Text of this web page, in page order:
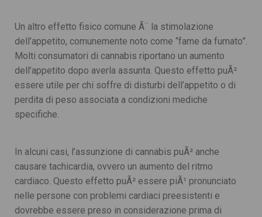
Un altro effetto fisico comune Ã¨ la stimolazione
dell’appetito, comunemente noto come “fame da fumato”.
Molti consumatori di cannabis riportano un aumento
dell’appetito dopo averla assunta. Questo effetto puÃ²
essere utile per chi soffre di disturbi dell’appetito o di
perdita di peso associata a condizioni mediche
specifiche.
In alcuni casi, l’assunzione di cannabis puÃ² anche
causare tachicardia, ovvero un aumento del ritmo
cardiaco. Questo effetto puÃ² essere piÃ¹ pronunciato
nelle persone con problemi cardiaci preesistenti e
dovrebbe essere preso in considerazione prima di